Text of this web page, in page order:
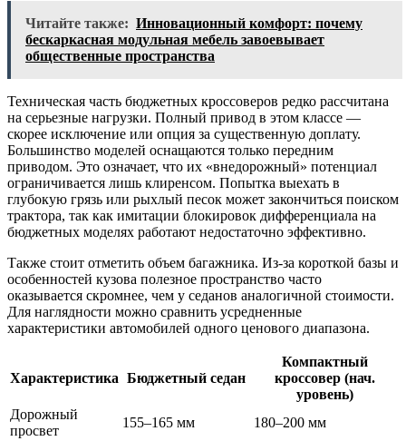
Читайте также: Инновационный комфорт: почему
бескаркасная модульная мебель завоевывает
общественные пространства
Техническая часть бюджетных кроссоверов редко рассчитана
на серьезные нагрузки. Полный привод в этом классе —
скорее исключение или опция за существенную доплату.
Большинство моделей оснащаются только передним
приводом. Это означает, что их «внедорожный» потенциал
ограничивается лишь клиренсом. Попытка выехать в
глубокую грязь или рыхлый песок может закончиться поиском
трактора, так как имитации блокировок дифференциала на
бюджетных моделях работают недостаточно эффективно.
Также стоит отметить объем багажника. Из-за короткой базы и
особенностей кузова полезное пространство часто
оказывается скромнее, чем у седанов аналогичной стоимости.
Для наглядности можно сравнить усредненные
характеристики автомобилей одного ценового диапазона.
Характеристика Бюджетный седан
Компактный
кроссовер (нач.
уровень)
Дорожный
просвет
155–165 мм
180–200 мм